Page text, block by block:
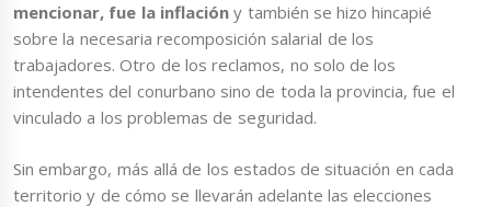
mencionar, fue la inflacióny también se hizo hincapié
sobre la necesaria recomposición salarial de los
trabajadores. Otro de los reclamos, no solo de los
intendentes del conurbano sino de toda la provincia, fue el
vinculado a los problemas de seguridad.
Sin embargo, más allá de los estados de situación en cada
territorio y de cómo se llevarán adelante las elecciones